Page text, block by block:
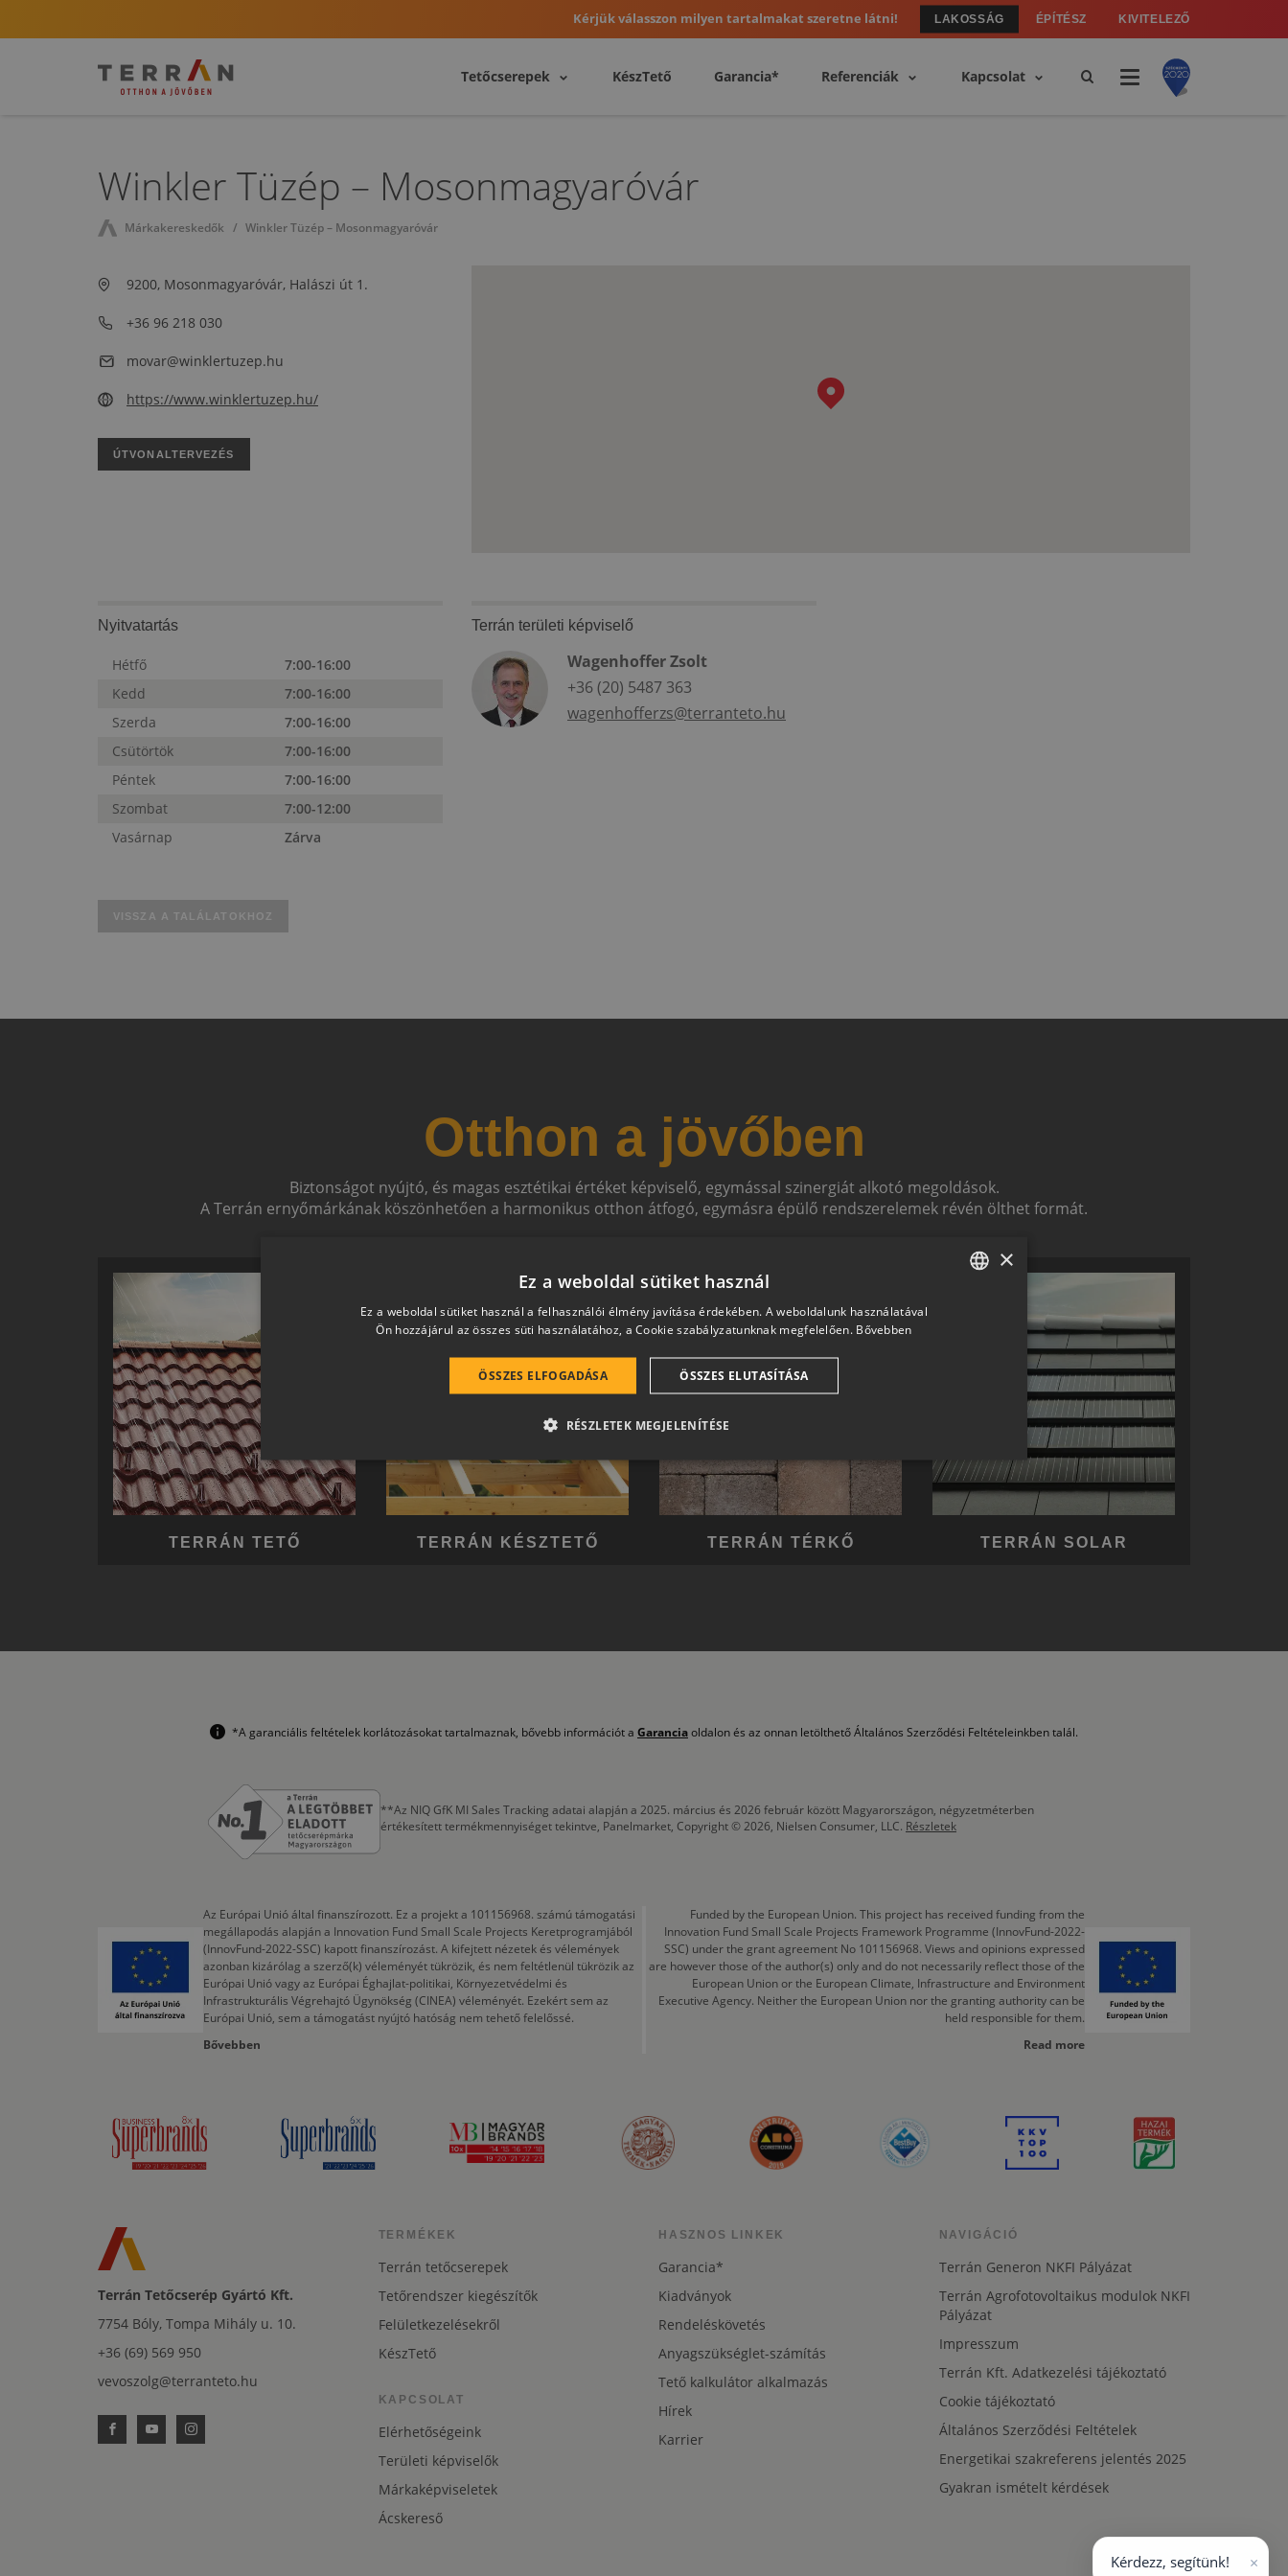
Kérjük válasszon milyen tartalmakat szeretne látni! LAKOSSÁG ÉPÍTÉSZ KIVITELEZŐ
Tetőcserepek KészTető Garancia* Referenciák Kapcsolat
Winkler Tüzép – Mosonmagyaróvár
Márkakereskedők Winkler Tüzép – Mosonmagyaróvár
9200, Mosonmagyaróvár, Halászi út 1.
+36 96 218 030
movar@winklertuzep.hu
https://www.winklertuzep.hu/
ÚTVONALTERVEZÉS
Nyitvatartás
Hétfő
7:00-16:00
Kedd
7:00-16:00
Szerda
7:00-16:00
Csütörtök
7:00-16:00
Péntek
7:00-16:00
Szombat
7:00-12:00
Vasárnap
Zárva
Terrán területi képviselő
Wagenhoffer Zsolt
+36 (20) 5487 363
wagenhofferzs@terranteto.hu
VISSZA A TALÁLATOKHOZ
Otthon a jövőben
Biztonságot nyújtó, és magas esztétikai értéket képviselő, egymással szinergiát alkotó megoldások.
A Terrán ernyőmárkának köszönhetően a harmonikus otthon átfogó, egymásra épülő rendszerelemek révén ölthet formát.
TERRÁN TETŐ TERRÁN KÉSZTETŐ TERRÁN TÉRKŐ TERRÁN SOLAR
*A garanciális feltételek korlátozásokat tartalmaznak, bővebb információt a Garanciaoldalon és az onnan letölthető Általános Szerződési Feltételeinkben talál.
**Az NIQ GfK MI Sales Tracking adatai alapján a 2025. március és 2026 február között Magyarországon, négyzetméterben
értékesített termékmennyiséget tekintve, Panelmarket, Copyright © 2026, Nielsen Consumer, LLC. Részletek
Az Európai Unió által finanszírozott. Ez a projekt a 101156968. számú támogatási
megállapodás alapján a Innovation Fund Small Scale Projects Keretprogramjából
(InnovFund-2022-SSC) kapott finanszírozást. A kifejtett nézetek és vélemények
azonban kizárólag a szerző(k) véleményét tükrözik, és nem feltétlenül tükrözik az
Európai Unió vagy az Európai Éghajlat-politikai, Környezetvédelmi és
Infrastrukturális Végrehajtó Ügynökség (CINEA) véleményét. Ezekért sem az
Európai Unió, sem a támogatást nyújtó hatóság nem tehető felelőssé.
Bővebben
Funded by the European Union. This project has received funding from the
Innovation Fund Small Scale Projects Framework Programme (InnovFund-2022-
SSC) under the grant agreement No 101156968. Views and opinions expressed
are however those of the author(s) only and do not necessarily reflect those of the
European Union or the European Climate, Infrastructure and Environment
Executive Agency. Neither the European Union nor the granting authority can be
held responsible for them.
Read more
Terrán Tetőcserép Gyártó Kft.
7754 Bóly, Tompa Mihály u. 10.
+36 (69) 569 950
vevoszolg@terranteto.hu
TERMÉKEK
Terrán tetőcserepek
Tetőrendszer kiegészítők
Felületkezelésekről
KészTető
KAPCSOLAT
Elérhetőségeink
Területi képviselők
Márkaképviseletek
Ácskereső
HASZNOS LINKEK
Garancia*
Kiadványok
Rendeléskövetés
Anyagszükséglet-számítás
Tető kalkulátor alkalmazás
Hírek
Karrier
NAVIGÁCIÓ
Terrán Generon NKFI Pályázat
Terrán Agrofotovoltaikus modulok NKFI
Pályázat
Impresszum
Terrán Kft. Adatkezelési tájékoztató
Cookie tájékoztató
Általános Szerződési Feltételek
Energetikai szakreferens jelentés 2025
Gyakran ismételt kérdések
Kérdezz, segítünk! ×
CROATIAN
×
Ez a weboldal sütiket használ
Ez a weboldal sütiket használ a felhasználói élmény javítása érdekében. A weboldalunk használatával
Ön hozzájárul az összes süti használatához, a Cookie szabályzatunknak megfelelően. Bővebben
ÖSSZES ELFOGADÁSA ÖSSZES ELUTASÍTÁSA
RÉSZLETEK MEGJELENÍTÉSE